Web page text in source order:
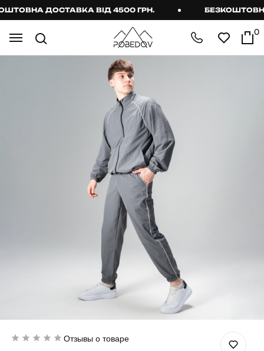
ДОСТАВКА ВІД 4500 ГРН. БЕЗКОШТОВНА
0
Отзывы о товаре